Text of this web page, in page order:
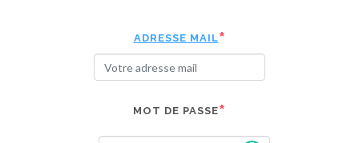
ADRESSE MAIL
MOT DE PASSE